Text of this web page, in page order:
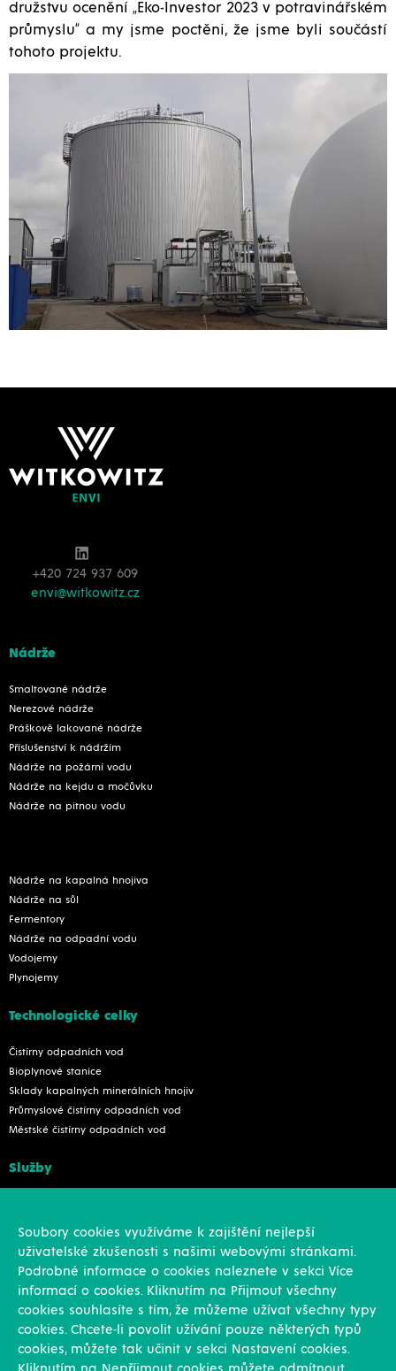
družstvu ocenění „Eko-Investor 2023 v potravinářském
průmyslu“ a my jsme poctěni, že jsme byli součástí
tohoto projektu.
+420 724 937 609
envi@witkowitz.cz
Nádrže
Smaltované nádrže
Nerezové nádrže
Práškově lakované nádrže
Příslušenství k nádržím
Nádrže na požární vodu
Nádrže na kejdu a močůvku
Nádrže na pitnou vodu
Nádrže na kapalná hnojiva
Nádrže na sůl
Fermentory
Nádrže na odpadní vodu
Vodojemy
Plynojemy
Technologické celky
Čistírny odpadních vod
Bioplynové stanice
Sklady kapalných minerálních hnojiv
Průmyslové čistírny odpadních vod
Městské čistírny odpadních vod
Služby
Soubory cookies využíváme k zajištění nejlepší
uživatelské zkušenosti s našimi webovými stránkami.
Podrobné informace o cookies naleznete v sekci Více
informací o cookies. Kliknutím na Přijmout všechny
cookies souhlasíte s tím, že můžeme užívat všechny typy
cookies. Chcete-li povolit užívání pouze některých typů
cookies, můžete tak učinit v sekci Nastavení cookies.